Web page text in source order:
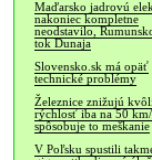
Maďarsko jadrovú
nakoniec kompletne
neodstavilo,
tok Dunaja
Slovensko.sk má opäť
technické problémy
Železnice znižujú
rýchlosť iba na 50 km/
spôsobuje to meškanie
V Poľsku spustili